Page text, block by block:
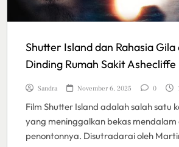
Shutter Island dan Rahasia Gila
Dinding Rumah Sakit Ashecliffe
Sandra November 6, 2025 0
Film Shutter Island adalah salah satu
yang meninggalkan bekas mendalam
penontonnya. Disutradarai oleh